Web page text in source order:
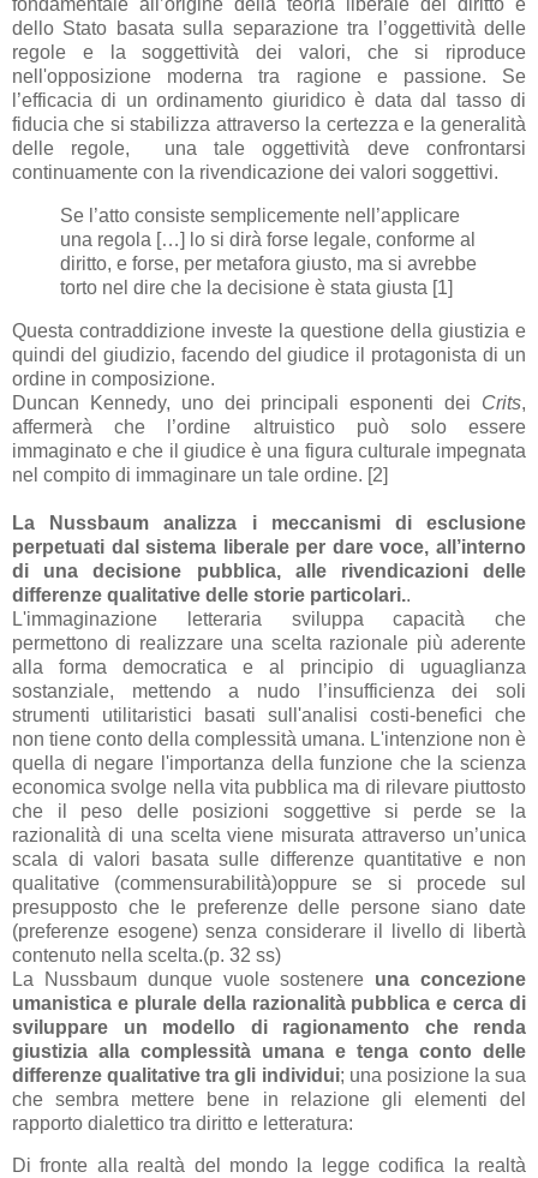
dello Stato basata sulla separazione tra l’oggettività delle
regole e la soggettività dei valori, che si riproduce
nell'opposizione moderna tra ragione e passione. Se
l’efficacia di un ordinamento giuridico è data dal tasso di
fiducia che si stabilizza attraverso la certezza e la generalità
delle regole, una tale oggettività deve confrontarsi
continuamente con la rivendicazione dei valori soggettivi.
Se l’atto consiste semplicemente nell’applicare
una regola […] lo si dirà forse legale, conforme al
diritto, e forse, per metafora giusto, ma si avrebbe
torto nel dire che la decisione è stata giusta [1]
Questa contraddizione investe la questione della giustizia e
quindi del giudizio, facendo del giudice il protagonista di un
ordine in composizione.
Duncan Kennedy, uno dei principali esponenti dei Crits,
affermerà che l’ordine altruistico può solo essere
immaginato e che il giudice è una figura culturale impegnata
nel compito di immaginare un tale ordine. [2]
La Nussbaum analizza i meccanismi di esclusione
perpetuati dal sistema liberale per dare voce, all’interno
di una decisione pubblica, alle rivendicazioni delle
differenze qualitative delle storie particolari..
L'immaginazione letteraria sviluppa capacità che
permettono di realizzare una scelta razionale più aderente
alla forma democratica e al principio di uguaglianza
sostanziale, mettendo a nudo l’insufficienza dei soli
strumenti utilitaristici basati sull'analisi costi-benefici che
non tiene conto della complessità umana. L'intenzione non è
quella di negare l'importanza della funzione che la scienza
economica svolge nella vita pubblica ma di rilevare piuttosto
che il peso delle posizioni soggettive si perde se la
razionalità di una scelta viene misurata attraverso un’unica
scala di valori basata sulle differenze quantitative e non
qualitative (commensurabilità)oppure se si procede sul
presupposto che le preferenze delle persone siano date
(preferenze esogene) senza considerare il livello di libertà
contenuto nella scelta.(p. 32 ss)
La Nussbaum dunque vuole sostenere una concezione
umanistica e plurale della razionalità pubblica e cerca di
sviluppare un modello di ragionamento che renda
giustizia alla complessità umana e tenga conto delle
differenze qualitative tra gli individui; una posizione la sua
che sembra mettere bene in relazione gli elementi del
rapporto dialettico tra diritto e letteratura:
Di fronte alla realtà del mondo la legge codifica la realtà